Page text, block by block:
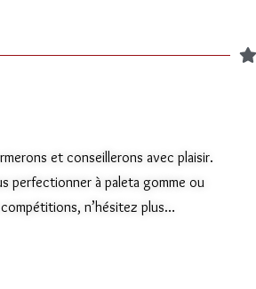
et conseillerons avec plaisir.
perfectionner à paleta gomme ou
n’hésitez plus…